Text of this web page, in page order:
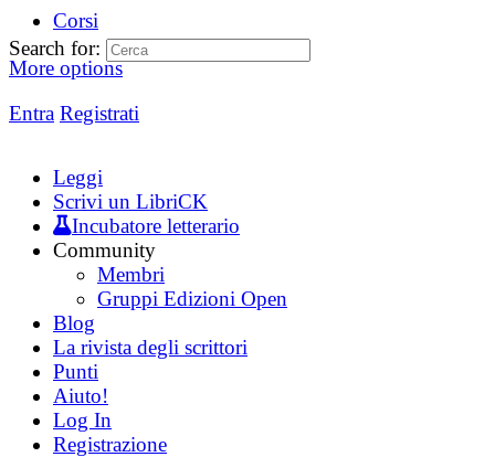
Corsi
More options
Entra Registrati
Search for:
Leggi
Scrivi un LibriCK
Incubatore letterario
Community
Membri
Gruppi Edizioni Open
Blog
La rivista degli scrittori
Punti
Aiuto!
Log In
Registrazione